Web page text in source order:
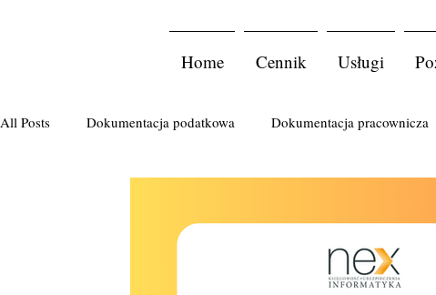
Home Cennik Usługi
All Posts Dokumentacja podatkowa Dokumentacja pracownicza
spółka